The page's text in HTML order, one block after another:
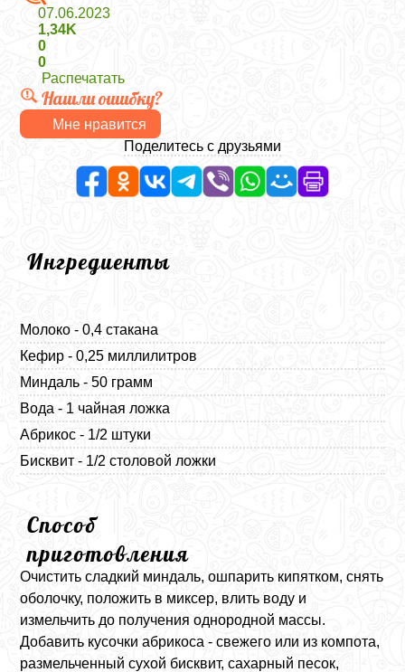
07.06.2023
1,34K
0
0
Распечатать
Нашли ошибку?
Мне нравится
Поделитесь с друзьями
Ингредиенты
Молоко - 0,4 стакана
Кефир - 0,25 миллилитров
Миндаль - 50 грамм
Вода - 1 чайная ложка
Абрикос - 1/2 штуки
Бисквит - 1/2 cтоловой ложки
Способ
приготовления
Очистить сладкий миндаль, ошпарить кипятком, снять
оболочку, положить в миксер, влить воду и
измельчить до получения однородной массы.
Добавить кусочки абрикоса - свежего или из компота,
размельченный сухой бисквит, сахарный песок,